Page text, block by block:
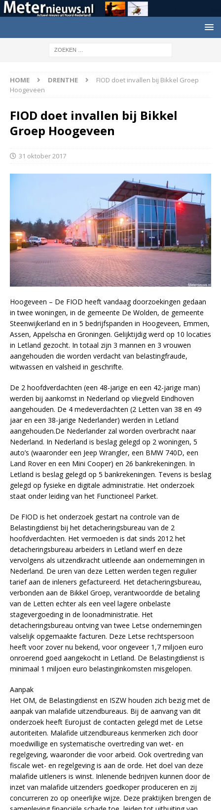
HOME DRENTHE
FIOD doet invallen bij Bikkel Groep
Hoogeveen
FIOD doet invallen bij Bikkel
Groep Hoogeveen
31 oktober 2017
Hoogeveen – De FIOD heeft vandaag doorzoekingen gedaan
in twee woningen, in de gemeente De Wolden, de gemeente
Steenwijkerland en in 5 bedrijfspanden in Hoogeveen, Emmen,
Assen, Appelscha en Groningen. Gelijktijdig werd op 10 locaties
in Letland gezocht. In totaal zijn 3 mannen en 3 vrouwen
aangehouden die worden verdacht van belastingfraude,
witwassen en valsheid in geschrifte.
De 2 hoofdverdachten (een 48-jarige en een 42-jarige man)
werden bij aankomst in Nederland op vliegveld Eindhoven
aangehouden. De 4 medeverdachten (2 Letten van 38 en 49
jaar en een 38-jarige Nederlander) werden in Letland
aangehouden.De Nederlander zal worden overbracht naar
Nederland. In Nederland is beslag gelegd op 2 woningen, 5
auto’s (waaronder een Jeep Wrangler, een BMW 740D, een
Land Rover en een Mini Cooper) en 26 bankrekeningen. In
Letland is beslag gelegd op 5 bankrekeningen. Tevens is beslag
gelegd op fysieke en digitale administratie. Het onderzoek
staat onder leiding van het Functioneel Parket.
De FIOD is het onderzoek gestart na controle van de
Belastingdienst bij het detacheringsbureau van de 2
hoofdverdachten. Het vermoeden is dat sinds 2012 het
detacheringsbureau arbeiders in Letland wierf en deze
vervolgens als uitzendkracht uitleende aan ondernemingen in
Nederland. De uren van deze Letten werden tegen regulier
tarief aan de inleners gefactureerd. Het detacheringsbureau,
verbonden aan de Bikkel Groep, verantwoordde de betaling
van de Letten echter als een veel lagere onbelaste
stagevergoeding in de loonadministratie. Het
detacheringsbureau ontving van twee Letse ondernemingen
valselijk opgemaakte facturen. Deze Letse rechtspersoon
heeft voor zover nu bekend, voor ongeveer 1,7 miljoen euro
onroerend goed aangekocht in Letland. De Belastingdienst is
minimaal 1 miljoen euro belastinginkomsten misgelopen.
Aanpak
Het OM, de Belastingdienst en ISZW houden zich bezig met de
aanpak van malafide uitzendbureaus. Bij de aanvang van dit
onderzoek heeft Eurojust de contacten gelegd met de Letse
autoriteiten. Malafide uitzendbureaus kenmerken zich door
moedwillige en systematische overtreding van wet- en
regelgeving, waaronder die voor arbeid. Ook overtreding van
fiscale wet- en regelgeving is aan de orde. Het doel van deze
malafide uitleners is winst. Inlenende bedrijven kunnen door de
inzet van malafide uitzenders goedkoper produceren en zij
concurreren zo op oneerlijke wijze. Deze praktijken brengen de